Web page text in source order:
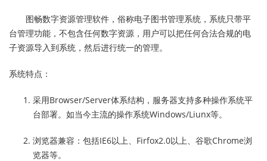
图畅数字资源管理软件，俗称电子图书管理系统，系统只带平
台管理功能，不包含任何数字资源，用户可以把任何合法合规的电
子资源导入到系统，然后进行统一的管理。
系统特点：
采用Browser/Server体系结构，服务器支持多种操作系统平
台部署。如当今主流的操作系统Windows/Liunx等。
浏览器兼容：包括IE6以上、Firfox2.0以上、谷歌Chrome浏
览器等。